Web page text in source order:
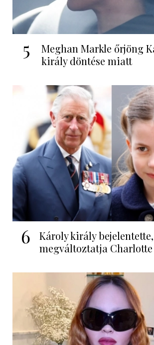
5
Meghan Markle őrjöng
király döntése miatt
6
Károly király bejelentette,
megváltoztatja Charlotte